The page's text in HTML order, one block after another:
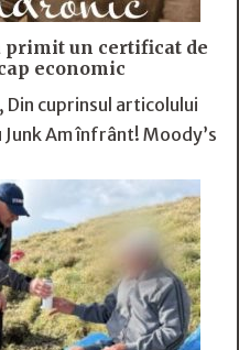
primit un certificat de
economic
Din cuprinsul articolului
Am înfrânt! Moody’s